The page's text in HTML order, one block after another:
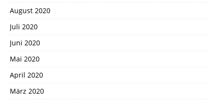
August 2020
Juli 2020
Juni 2020
Mai 2020
April 2020
März 2020